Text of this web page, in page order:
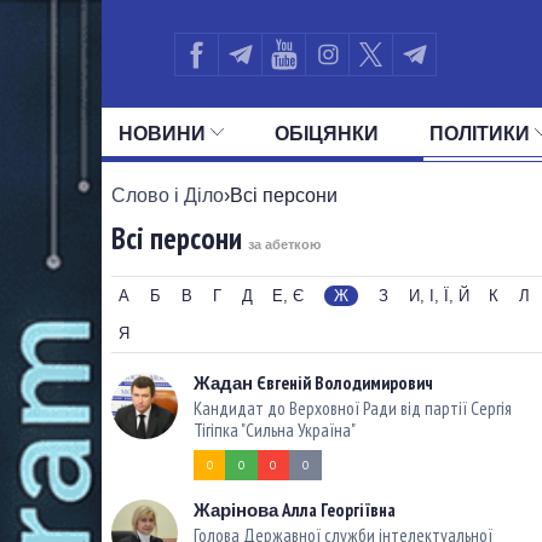
НОВИНИ ОБIЦЯНКИ ПОЛIТИКИ
УСІ ПОЛІТИКИ
Слово і Діло›Всі персони
Всі персони за абеткою
А Б В Г Д Е, Є Ж З И, І, Ї, Й К Л
Я
Жадан Євгеній Володимирович
Кандидат до Верховної Ради від партії Сергія
Тігіпка "Сильна Україна"
0 0 0 0
ЖаріноваАлла Георгіївна
Голова Державної служби інтелектуальної